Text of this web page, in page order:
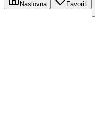
Naslovna
Favoriti